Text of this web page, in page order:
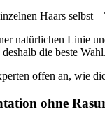
Haars selbst –
natürlichen Linie
die beste Wahl.
offen an, wie
ohne